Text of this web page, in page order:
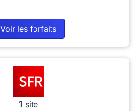
Voir les forfaits
1 site